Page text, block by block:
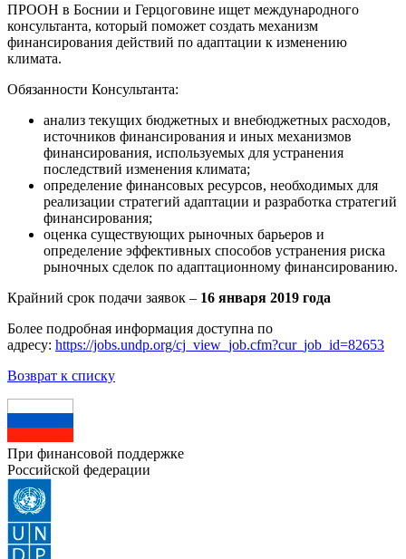
ПРООН в Боснии и Герцоговине ищет международного
консультанта, который поможет создать механизм
финансирования действий по адаптации к изменению
климата.
Обязанности Консультанта:
анализ текущих бюджетных и внебюджетных расходов,
источников финансирования и иных механизмов
финансирования, используемых для устранения
последствий изменения климата;
определение финансовых ресурсов, необходимых для
реализации стратегий адаптации и разработка стратегий
финансирования;
оценка существующих рыночных барьеров и
определение эффективных способов устранения риска
рыночных сделок по адаптационному финансированию.
Крайний срок подачи заявок – 16 января 2019 года
Более подробная информация доступна по
адресу: https://jobs.undp.org/cj_view_job.cfm?cur_job_id=82653
Возврат к списку
При финансовой поддержке
Российской федерации